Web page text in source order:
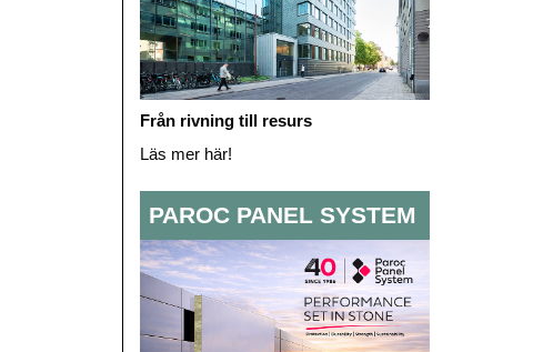
Från rivning till resurs
Läs mer här!
PAROC PANEL SYSTEM